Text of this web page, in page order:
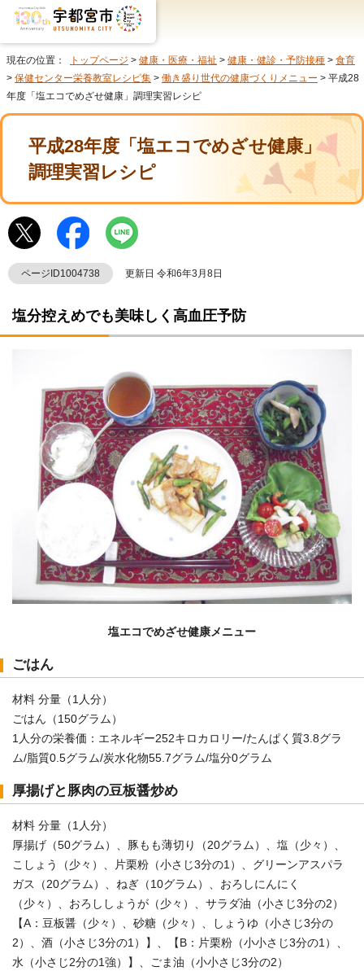
現在の位置： トップページ > 健康・医療・福祉 > 健康・健診・予防接種 > 食育
> 保健センター栄養教室レシピ集 > 働き盛り世代の健康づくりメニュー > 平成28
年度「塩エコでめざせ健康」調理実習レシピ
平成28年度「塩エコでめざせ健康」
調理実習レシピ
ページID1004738 更新日 令和6年3月8日
塩分控えめでも美味しく高血圧予防
塩エコでめざせ健康メニュー
ごはん
材料 分量（1人分）
ごはん（150グラム）
1人分の栄養価：エネルギー252キロカロリー/たんぱく質3.8グラ
ム/脂質0.5グラム/炭水化物55.7グラム/塩分0グラム
厚揚げと豚肉の豆板醤炒め
材料 分量（1人分）
厚揚げ（50グラム）、豚もも薄切り（20グラム）、塩（少々）、
こしょう（少々）、片栗粉（小さじ3分の1）、グリーンアスパラ
ガス（20グラム）、ねぎ（10グラム）、おろしにんにく
（少々）、おろししょうが（少々）、サラダ油（小さじ3分の2）
【A：豆板醤（少々）、砂糖（少々）、しょうゆ（小さじ3分の
2）、酒（小さじ3分の1）】、【B：片栗粉（小小さじ3分の1）、
水（小さじ2分の1強）】、ごま油（小小さじ3分の2）